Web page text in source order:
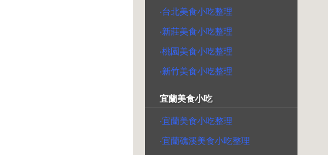
‧台北美食小吃整理
‧新莊美食小吃整理
‧桃園美食小吃整理
‧新竹美食小吃整理
宜蘭美食小吃
‧宜蘭美食小吃整理
‧宜蘭礁溪美食小吃整理